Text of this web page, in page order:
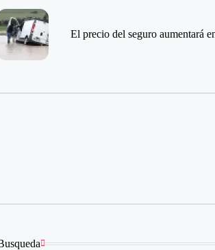
El precio del seguro aumentará